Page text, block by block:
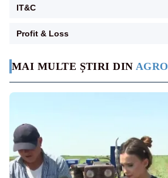
MAI MULTE ȘTIRI DIN AGRO
IT&C
Profit & Loss